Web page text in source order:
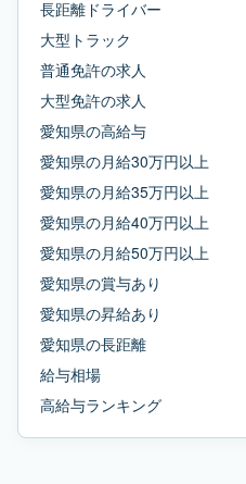
長距離ドライバー
大型トラック
普通免許の求人
大型免許の求人
愛知県の高給与
愛知県の月給30万円以上
愛知県の月給35万円以上
愛知県の月給40万円以上
愛知県の月給50万円以上
愛知県の賞与あり
愛知県の昇給あり
愛知県の長距離
給与相場
高給与ランキング